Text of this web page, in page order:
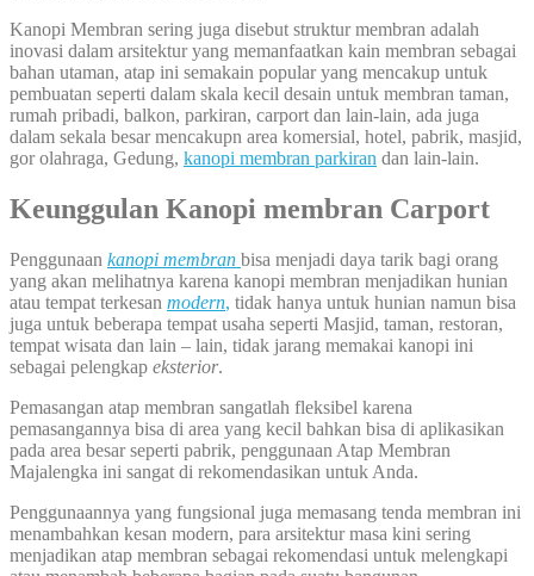
Kanopi Membran sering juga disebut struktur membran adalah
inovasi dalam arsitektur yang memanfaatkan kain membran sebagai
bahan utaman, atap ini semakain popular yang mencakup untuk
pembuatan seperti dalam skala kecil desain untuk membran taman,
rumah pribadi, balkon, parkiran, carport dan lain-lain, ada juga
dalam sekala besar mencakupn area komersial, hotel, pabrik, masjid,
gor olahraga, Gedung, kanopi membran parkiran dan lain-lain.
Keunggulan Kanopi membran Carport
Penggunaan kanopi membran bisa menjadi daya tarik bagi orang
yang akan melihatnya karena kanopi membran menjadikan hunian
atau tempat terkesan modern, tidak hanya untuk hunian namun bisa
juga untuk beberapa tempat usaha seperti Masjid, taman, restoran,
tempat wisata dan lain – lain, tidak jarang memakai kanopi ini
sebagai pelengkap eksterior.
Pemasangan atap membran sangatlah fleksibel karena
pemasangannya bisa di area yang kecil bahkan bisa di aplikasikan
pada area besar seperti pabrik, penggunaan Atap Membran
Majalengka ini sangat di rekomendasikan untuk Anda.
Penggunaannya yang fungsional juga memasang tenda membran ini
menambahkan kesan modern, para arsitektur masa kini sering
menjadikan atap membran sebagai rekomendasi untuk melengkapi